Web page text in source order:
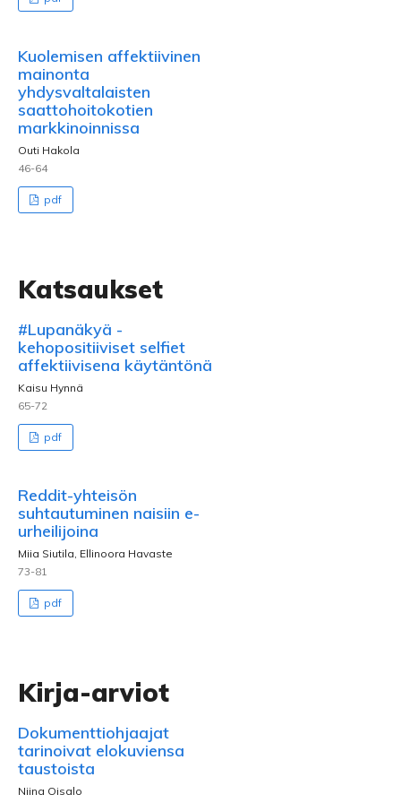
Kuolemisen affektiivinen
mainonta
yhdysvaltalaisten
saattohoitokotien
markkinoinnissa
Outi Hakola
46-64
pdf
Katsaukset
#Lupanäkyä -
kehopositiiviset selfiet
affektiivisena käytäntönä
Kaisu Hynnä
65-72
pdf
Reddit-yhteisön
suhtautuminen naisiin e-
urheilijoina
Miia Siutila, Ellinoora Havaste
73-81
pdf
Kirja-arviot
Dokumenttiohjaajat
tarinoivat elokuviensa
taustoista
Niina Oisalo